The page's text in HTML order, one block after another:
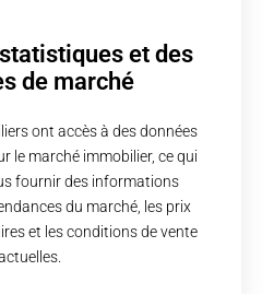
et des
de marché
ont accès à des données
le marché immobilier, ce qui
fournir des informations
du marché, les prix
et les conditions de vente